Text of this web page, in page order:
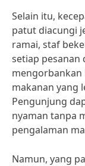
Selain itu,
patut diacungi
ramai, staf
setiap pesanan
mengorbankan
makanan yang
Pengunjung
nyaman tanpa
pengalaman
Namun, yang